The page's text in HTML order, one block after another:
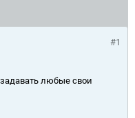
#1
любые свои